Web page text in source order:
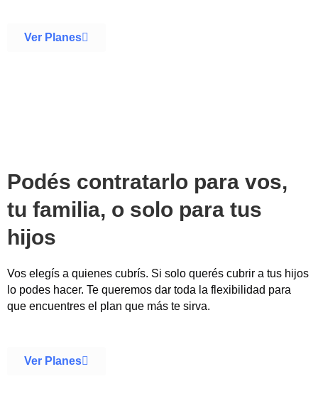
Ver Planes
Podés contratarlo para vos,
tu familia, o solo para tus
hijos
Vos elegís a quienes cubrís. Si solo querés cubrir a tus hijos
lo podes hacer. Te queremos dar toda la flexibilidad para
que encuentres el plan que más te sirva.
Ver Planes